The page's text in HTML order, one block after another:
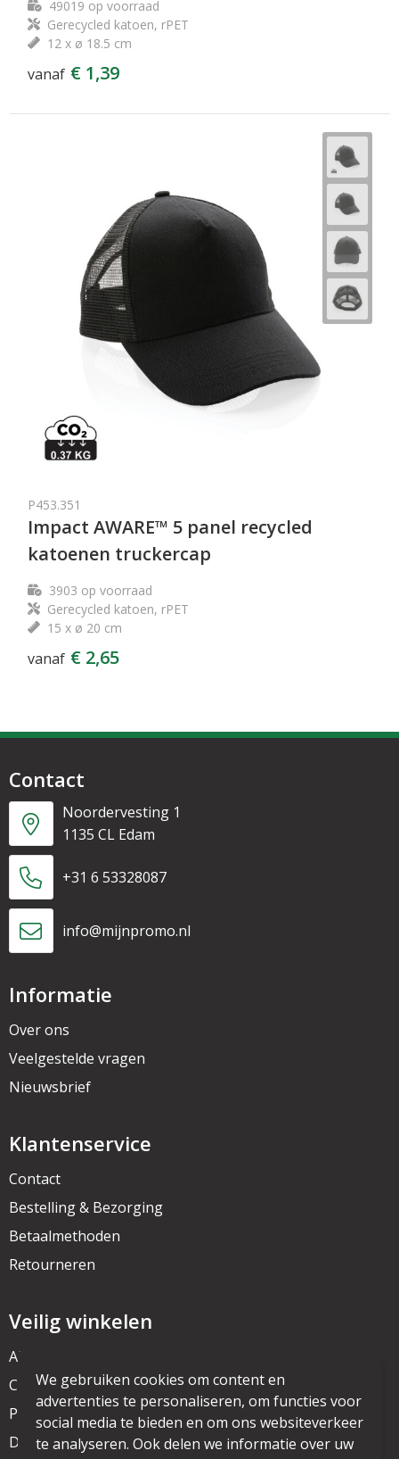
49019 op voorraad
Gerecycled katoen, rPET
12 x ø 18.5 cm
vanaf € 1,39
P453.351
Impact AWARE™ 5 panel recycled
katoenen truckercap
3903 op voorraad
Gerecycled katoen, rPET
15 x ø 20 cm
vanaf € 2,65
Contact
Noordervesting 1
1135 CL Edam
+31 6 53328087
info@mijnpromo.nl
Informatie
Over ons
Veelgestelde vragen
Nieuwsbrief
Klantenservice
Contact
Bestelling & Bezorging
Betaalmethoden
Retourneren
Veilig winkelen
Algemene voorwaarden
Cookieverklaring
Privacyverklaring
Disclaimer
We gebruiken cookies om content en
advertenties te personaliseren, om functies voor
social media te bieden en om ons websiteverkeer
te analyseren. Ook delen we informatie over uw